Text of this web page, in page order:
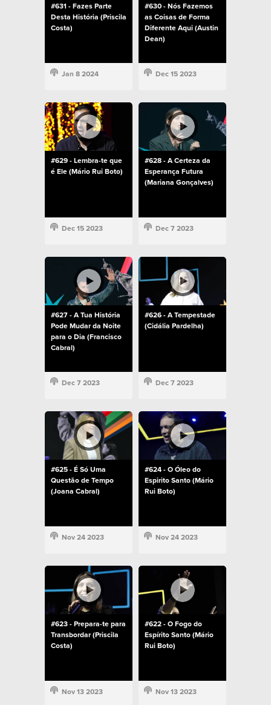
#631 - Fazes Parte
Desta História (Priscila
Costa)
Jan 8 2024
#630 - Nós Fazemos
as Coisas de Forma
Diferente Aqui (Austin
Dean)
Dec 15 2023
#629 - Lembra-te que
é Ele (Mário Rui Boto)
Dec 15 2023
#628 - A Certeza da
Esperança Futura
(Mariana Gonçalves)
Dec 7 2023
#627 - A Tua História
Pode Mudar da Noite
para o Dia (Francisco
Cabral)
Dec 7 2023
#626 - A Tempestade
(Cidália Pardelha)
Dec 7 2023
#625 - É Só Uma
Questão de Tempo
(Joana Cabral)
Nov 24 2023
#624 - O Óleo do
Espirito Santo (Mário
Rui Boto)
Nov 24 2023
#623 - Prepara-te para
Transbordar (Priscila
Costa)
Nov 13 2023
#622 - O Fogo do
Espírito Santo (Mário
Rui Boto)
Nov 13 2023